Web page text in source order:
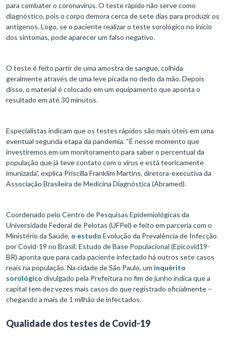
para combater o coronavírus. O teste rápido não serve como
diagnóstico, pois o corpo demora cerca de sete dias para produzir os
antígenos. Logo, se o paciente realizar o teste sorológico no início
dos sintomas, pode aparecer um falso negativo.
O teste é feito partir de uma amostra de sangue, colhida
geralmente através de uma leve picada no dedo da mão. Depois
disso, o material é colocado em um equipamento que aponta o
resultado em até 30 minutos.
Especialistas indicam que os testes rápidos são mais úteis em uma
eventual segunda etapa da pandemia. “É nesse momento que
investiremos em um monitoramento para saber o percentual da
população que já teve contato com o vírus e está teoricamente
imunizada”, explica Priscilla Franklim Martins, diretora-executiva da
Associação Brasileira de Medicina Diagnóstica (Abramed).
Coordenado pelo Centro de Pesquisas Epidemiológicas da
Universidade Federal de Pelotas (UFPel) e feito em parceria com o
Ministério da Saúde, o estudo Evolução da Prevalência de Infecção
por Covid-19 no Brasil: Estudo de Base Populacional (Epicovid19-
BR) aponta que para cada paciente infectado há outros sete casos
reais na população. Na cidade de São Paulo, um inquérito
sorológico divulgado pela Prefeitura no fim de junho indica que a
capital tem dez vezes mais casos do que registrado oficialmente –
chegando a mais de 1 milhão de infectados.
Qualidade dos testes de Covid-19